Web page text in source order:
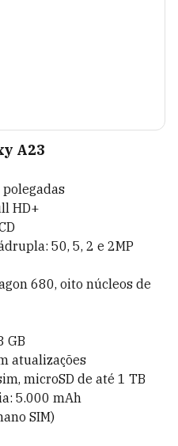
A23
HD+
50, 5, 2 e 2MP
680, oito núcleos de
GB
atualizações
microSD de até 1 TB
5.000 mAh
SIM)